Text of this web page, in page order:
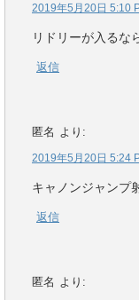
2019年5月20日 5:10
リドリーが入るな
返信
匿名 より:
2019年5月20日 5:24
キャノンジャンプ
返信
匿名 より: